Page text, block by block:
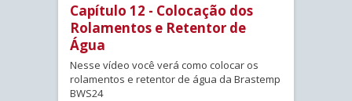
Capítulo 12 - Colocação dos
Rolamentos e Retentor de
Água
Nesse vídeo você verá como colocar os
rolamentos e retentor de água da Brastemp
BWS24